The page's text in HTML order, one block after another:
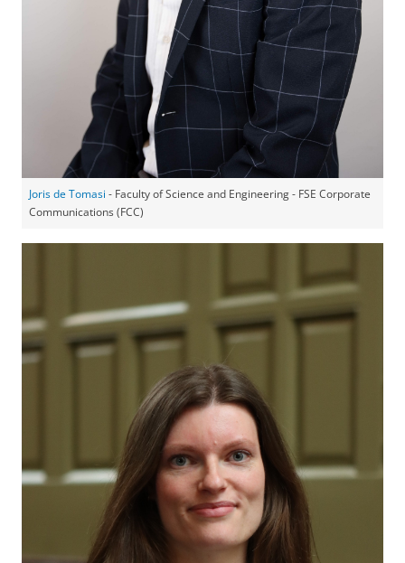
Joris de Tomasi - Faculty of Science and Engineering - FSE Corporate
Communications (FCC)